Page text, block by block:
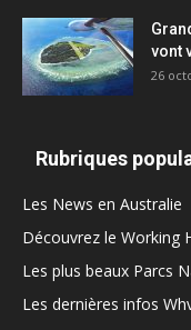
vont
26
Rubriques
Les News en Australie
Découvrez le Working
Les plus beaux Parcs
Les dernières infos